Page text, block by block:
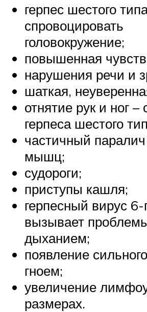
герпес шестого
спровоцировать
головокружение;
повышенная
нарушения речи и
шаткая,
отнятие рук и ног
герпеса шестого
частичный паралич
мышц;
судороги;
приступы кашля;
герпесный вирус 6-
вызывает
дыханием;
появление
гноем;
увеличение
размерах.